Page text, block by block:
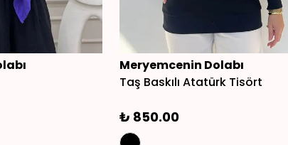
Meryemcenin Dolabı
Taş Baskılı Atatürk Tisört
₺ 850.00